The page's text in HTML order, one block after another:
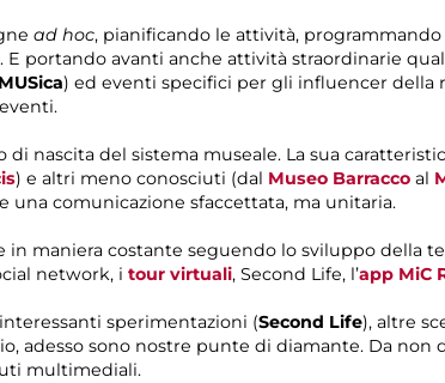
ad hoc, pianificando le attività,
. E portando avanti anche attività straordinarie
) ed eventi specifici per gli influencer della
di nascita del sistema museale. La sua
) e altri meno conosciuti (dal Museo Barracco al
una comunicazione sfaccettata, ma unitaria.
in maniera costante seguendo lo sviluppo della
network, i tour virtuali, Second Life, l’app MiC
sperimentazioni (Second Life), altre
adesso sono nostre punte di diamante. Da non
multimediali.